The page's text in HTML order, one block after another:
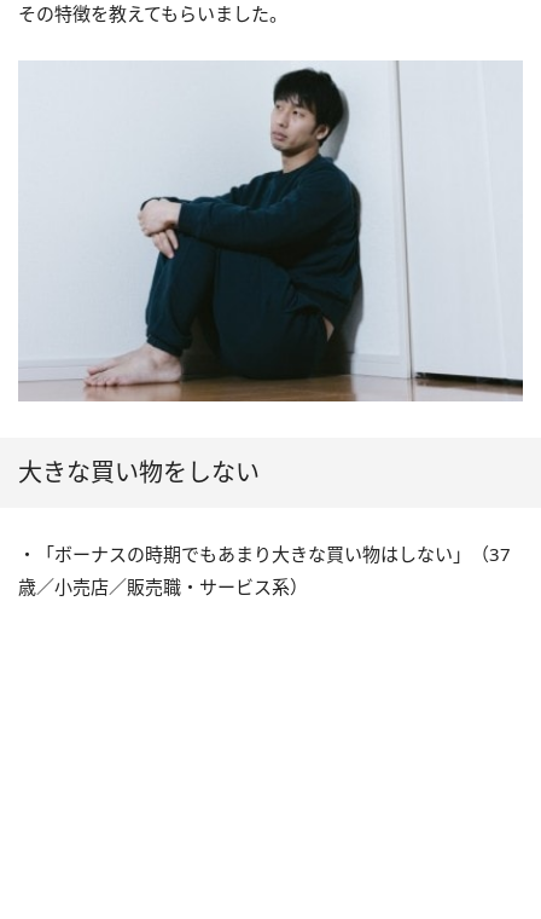
その特徴を教えてもらいました。
大きな買い物をしない
・「ボーナスの時期でもあまり大きな買い物はしない」（37
歳／小売店／販売職・サービス系）